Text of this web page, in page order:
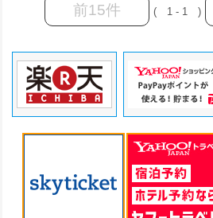
前15件 ( 1 - 1 )